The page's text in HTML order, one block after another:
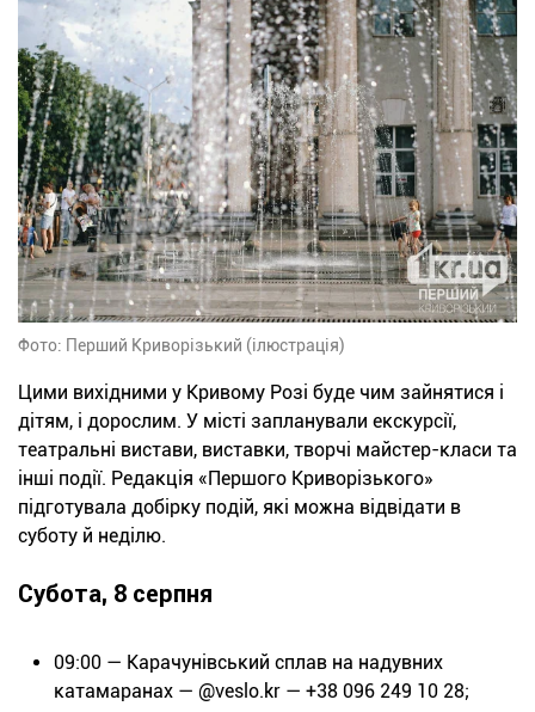
Фото: Перший Криворізький (ілюстрація)
Цими вихідними у Кривому Розі буде чим зайнятися і
дітям, і дорослим. У місті запланували екскурсії,
театральні вистави, виставки, творчі майстер-класи та
інші події. Редакція «Першого Криворізького»
підготувала добірку подій, які можна відвідати в
суботу й неділю.
Субота, 8 серпня
09:00 — Карачунівський сплав на надувних
катамаранах — @veslo.kr — +38 096 249 10 28;